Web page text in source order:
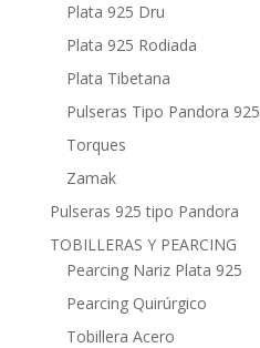
Plata 925 Dru
Plata 925 Rodiada
Plata Tibetana
Pulseras Tipo Pandora 925
Torques
Zamak
Pulseras 925 tipo Pandora
TOBILLERAS Y PEARCING
Pearcing Nariz Plata 925
Pearcing Quirúrgico
Tobillera Acero